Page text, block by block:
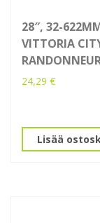
28″, 32-
VITTORIA
24,29 €
Lisää